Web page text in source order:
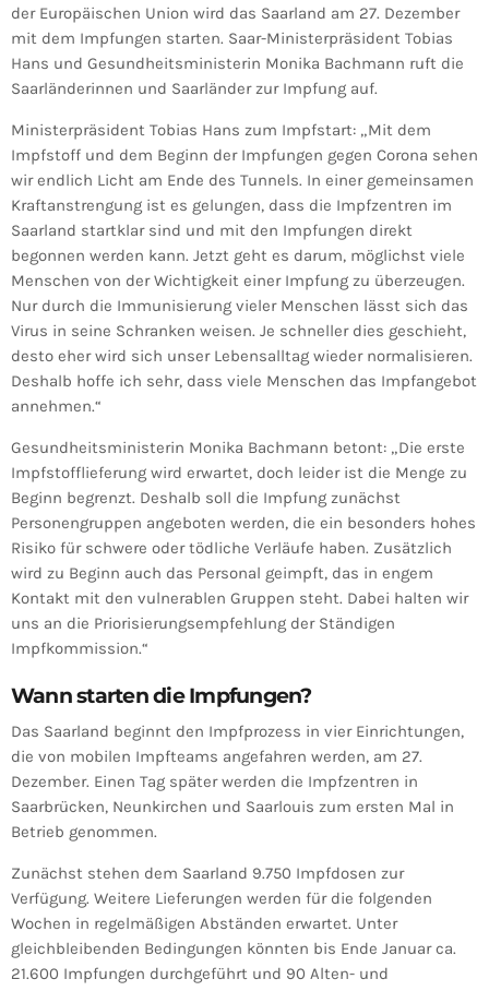
der Europäischen Union wird das Saarland am 27. Dezember
mit dem Impfungen starten. Saar-Ministerpräsident Tobias
Hans und Gesundheitsministerin Monika Bachmann ruft die
Saarländerinnen und Saarländer zur Impfung auf.
Ministerpräsident Tobias Hans zum Impfstart: „Mit dem
Impfstoff und dem Beginn der Impfungen gegen Corona sehen
wir endlich Licht am Ende des Tunnels. In einer gemeinsamen
Kraftanstrengung ist es gelungen, dass die Impfzentren im
Saarland startklar sind und mit den Impfungen direkt
begonnen werden kann. Jetzt geht es darum, möglichst viele
Menschen von der Wichtigkeit einer Impfung zu überzeugen.
Nur durch die Immunisierung vieler Menschen lässt sich das
Virus in seine Schranken weisen. Je schneller dies geschieht,
desto eher wird sich unser Lebensalltag wieder normalisieren.
Deshalb hoffe ich sehr, dass viele Menschen das Impfangebot
annehmen.“
Gesundheitsministerin Monika Bachmann betont: „Die erste
Impfstofflieferung wird erwartet, doch leider ist die Menge zu
Beginn begrenzt. Deshalb soll die Impfung zunächst
Personengruppen angeboten werden, die ein besonders hohes
Risiko für schwere oder tödliche Verläufe haben. Zusätzlich
wird zu Beginn auch das Personal geimpft, das in engem
Kontakt mit den vulnerablen Gruppen steht. Dabei halten wir
uns an die Priorisierungsempfehlung der Ständigen
Impfkommission.“
Wann starten die Impfungen?
Das Saarland beginnt den Impfprozess in vier Einrichtungen,
die von mobilen Impfteams angefahren werden, am 27.
Dezember. Einen Tag später werden die Impfzentren in
Saarbrücken, Neunkirchen und Saarlouis zum ersten Mal in
Betrieb genommen.
Zunächst stehen dem Saarland 9.750 Impfdosen zur
Verfügung. Weitere Lieferungen werden für die folgenden
Wochen in regelmäßigen Abständen erwartet. Unter
gleichbleibenden Bedingungen könnten bis Ende Januar ca.
21.600 Impfungen durchgeführt und 90 Alten- und